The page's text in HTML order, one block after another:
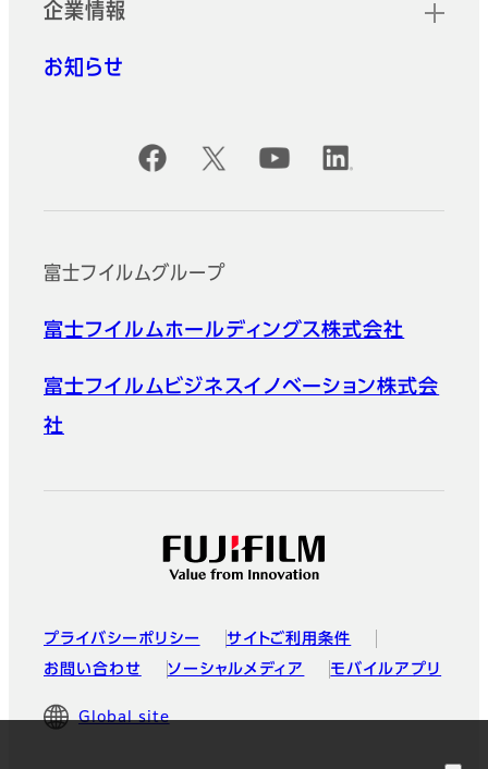
企業情報
お知らせ
公式SNSアカウント
富士フイルムグループ
富士フイルムホールディングス株式会社
富士フイルムビジネスイノベーション株式会
社
プライバシーポリシー
サイトご利用条件
お問い合わせ
ソーシャルメディア モバイルアプリ
Global site